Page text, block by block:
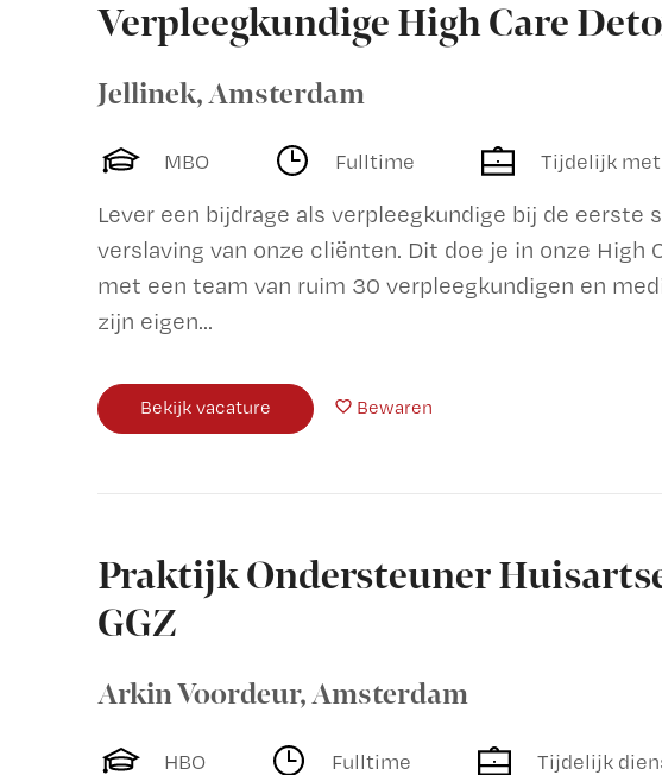
Verpleegkundige High Care
Jellinek,Amsterdam
MBO Fulltime Tijdelijk
Lever een bijdrage als verpleegkundige bij de
verslaving van onze cliënten. Dit doe je in onze High
met een team van ruim 30 verpleegkundigen en
zijn eigen...
Bekijk vacature Bewaren
Praktijk Ondersteuner
GGZ
Arkin Voordeur,Amsterdam
HBO Fulltime Tijdelijk